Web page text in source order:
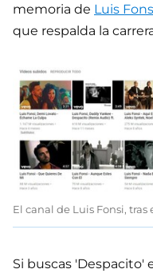
memoria de Luis
que respalda la
El canal de Luis Fonsi, tras
Si buscas 'Despacito'